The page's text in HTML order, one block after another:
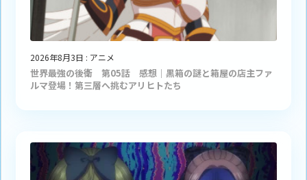
2026年8月3日 : アニメ
世界最強の後衛 第05話 感想｜黒箱の謎と箱屋の店主ファ
ルマ登場！第三層へ挑むアリヒトたち